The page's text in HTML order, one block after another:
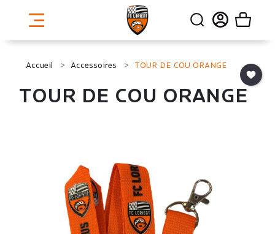
Accueil Accessoires TOUR DE COU ORANGE
TOUR DE COU ORANGE